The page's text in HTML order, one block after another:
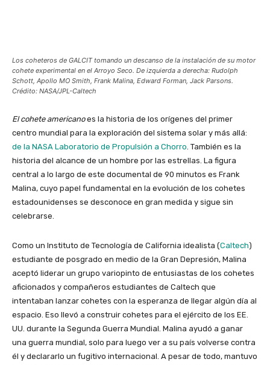
Los coheteros de GALCIT tomando un descanso de la instalación de su motor
cohete experimental en el Arroyo Seco. De izquierda a derecha: Rudolph
Schott, Apollo MO Smith, Frank Malina, Edward Forman, Jack Parsons.
Crédito: NASA/JPL-Caltech
El cohete americanoes la historia de los orígenes del primer
centro mundial para la exploración del sistema solar y más allá:
de la NASA Laboratorio de Propulsión a Chorro. También es la
historia del alcance de un hombre por las estrellas. La figura
central a lo largo de este documental de 90 minutos es Frank
Malina, cuyo papel fundamental en la evolución de los cohetes
estadounidenses se desconoce en gran medida y sigue sin
celebrarse.
Como un Instituto de Tecnología de California idealista (Caltech)
estudiante de posgrado en medio de la Gran Depresión, Malina
aceptó liderar un grupo variopinto de entusiastas de los cohetes
aficionados y compañeros estudiantes de Caltech que
intentaban lanzar cohetes con la esperanza de llegar algún día al
espacio. Eso llevó a construir cohetes para el ejército de los EE.
UU. durante la Segunda Guerra Mundial. Malina ayudó a ganar
una guerra mundial, solo para luego ver a su país volverse contra
él y declararlo un fugitivo internacional. A pesar de todo, mantuvo